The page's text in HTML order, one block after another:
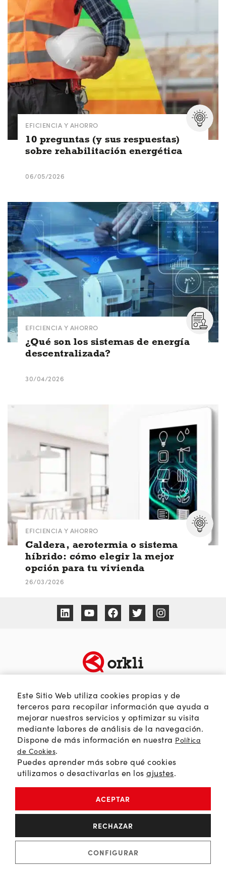
EFICIENCIA Y AHORRO
10 preguntas (y sus respuestas)
sobre rehabilitación energética
06/05/2026
EFICIENCIA Y AHORRO
¿Qué son los sistemas de energía
descentralizada?
30/04/2026
EFICIENCIA Y AHORRO
Caldera, aerotermia o sistema
híbrido: cómo elegir la mejor
opción para tu vivienda
26/03/2026
TEMÁTICAS
Calidad del aire
Passivhaus
Eficiencia y ahorro
Soluciones HVAC
Orkli Global
Comunidad profesional
SOBRE ORKLI
Quienes somos
Web Orkli
Contacto
Política de Cookies
Aviso Legal
Este Sitio Web utiliza cookies propias y de
terceros para recopilar información que ayuda a
mejorar nuestros servicios y optimizar su visita
mediante labores de análisis de la navegación.
Dispone de más información en nuestra Política
de Cookies.
Puedes aprender más sobre qué cookies
utilizamos o desactivarlas en los ajustes.
ACEPTAR
RECHAZAR
CONFIGURAR